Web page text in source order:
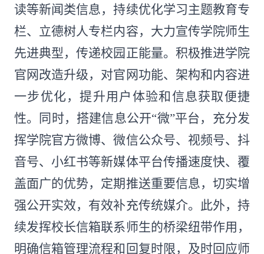
读等新闻类信息，持续优化学习主题教育专
栏、立德树人专栏内容，大力宣传学院师生
先进典型，传递校园正能量。积极推进学院
官网改造升级，对官网功能、架构和内容进
一步优化，提升用户体验和信息获取便捷
性。同时，搭建信息公开“微”平台，充分发
挥学院官方微博、微信公众号、视频号、抖
音号、小红书等新媒体平台传播速度快、覆
盖面广的优势，定期推送重要信息，切实增
强公开实效，有效补充传统媒介。此外，持
续发挥校长信箱联系师生的桥梁纽带作用，
明确信箱管理流程和回复时限，及时回应师